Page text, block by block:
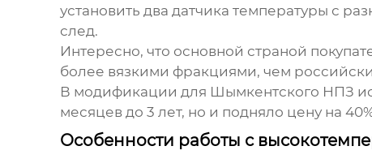
установить два датчика температуры с
след.
Интересно, что основной страной
более вязкими фракциями, чем
В модификации для Шымкентского НПЗ
месяцев до 3 лет, но и подняло цену на
Особенности работы с